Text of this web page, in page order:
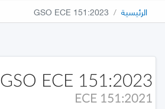
الرئيسية GSO ECE 151:2023
GSO ECE 151:2023
ECE 151:2021